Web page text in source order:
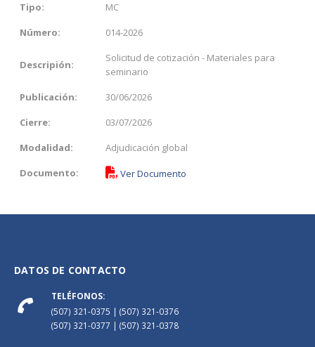
Tipo:
MC
Número:
014-2026
Descripión:
Solicitud de cotización - Materiales para
seminario
Publicación:
30/06/2026
Cierre:
03/07/2026
Modalidad:
Adjudicación global
Documento:
Ver Documento
DATOS DE CONTACTO
TELÉFONOS:
(507) 321-0375 | (507) 321-0376
(507) 321-0377 | (507) 321-0378